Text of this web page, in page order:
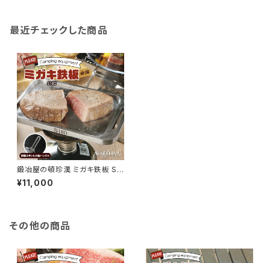
最近チェックした商品
鍛冶屋の頓珍漢 ミガキ鉄板 S1
80 ラージメスティン B6 サイズ
10.5mm厚 焼き面4.5mm溝 特
¥11,000
その他の商品